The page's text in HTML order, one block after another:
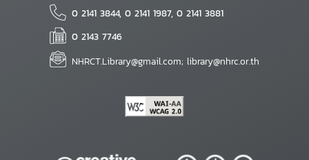
0 2141 3844, 0 2141 1987, 0 2141 3881
0 2143 7746
NHRCT.Library@gmail.com; library@nhrc.or.th